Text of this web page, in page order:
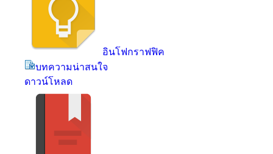
อินโฟกราฟฟิค
บทความน่าสนใจ
ดาวน์โหลด